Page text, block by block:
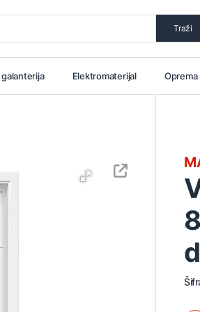
Traži
Elektromaterijal Oprema